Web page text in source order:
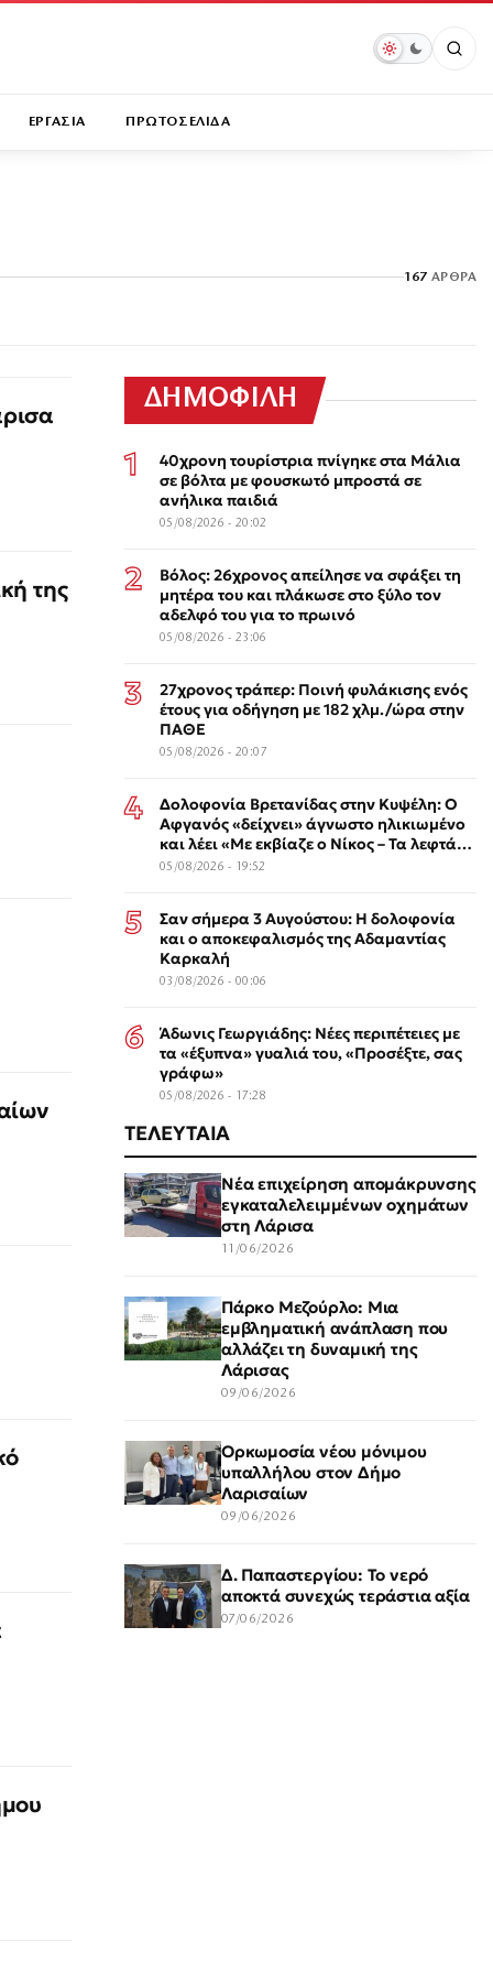
ΕΡΓΑΣΙΑ ΠΡΩΤΟΣΕΛΙΔΑ
167 ΆΡΘΡΑ
της
ΔΗΜΟΦΙΛΗ
40χρονη τουρίστρια πνίγηκε στα Μάλια
σε βόλτα με φουσκωτό μπροστά σε
ανήλικα παιδιά
05/08/2026 - 20:02
Βόλος: 26χρονος απείλησε να σφάξει τη
μητέρα του και πλάκωσε στο ξύλο τον
αδελφό του για το πρωινό
05/08/2026 - 23:06
27χρονος τράπερ: Ποινή φυλάκισης ενός
έτους για οδήγηση με 182 χλμ./ώρα στην
ΠΑΘΕ
05/08/2026 - 20:07
Δολοφονία Βρετανίδας στην Κυψέλη: Ο
Αφγανός «δείχνει» άγνωστο ηλικιωμένο
και λέει «Με εκβίαζε ο Νίκος – Τα λεφτά
τα έδωσα σε εκείνον»
05/08/2026 - 19:52
Σαν σήμερα 3 Αυγούστου: Η δολοφονία
και ο αποκεφαλισμός της Αδαμαντίας
Καρκαλή
03/08/2026 - 00:06
Άδωνις Γεωργιάδης: Νέες περιπέτειες με
τα «έξυπνα» γυαλιά του, «Προσέξτε, σας
γράφω»
05/08/2026 - 17:28
ΤΕΛΕΥΤΑΙΑ
Νέα επιχείρηση απομάκρυνσης
εγκαταλελειμμένων οχημάτων
στη Λάρισα
11/06/2026
Πάρκο Μεζούρλο: Μια
εμβληματική ανάπλαση που
αλλάζει τη δυναμική της
Λάρισας
09/06/2026
Ορκωμοσία νέου μόνιμου
υπαλλήλου στον Δήμο
Λαρισαίων
09/06/2026
Δ. Παπαστεργίου: Το νερό
αποκτά συνεχώς τεράστια αξία
07/06/2026